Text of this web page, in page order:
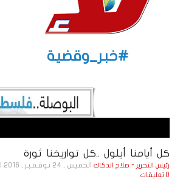
#خبر_وقضية
كل أيامنا أيلول ..كل تواريخنا ثورة
رئيس التحرير - صلاح الدكاك الخميس , 24 نـوفـمـبـر , 2016 الساعة 11:29:13 AM
0 تعليقات